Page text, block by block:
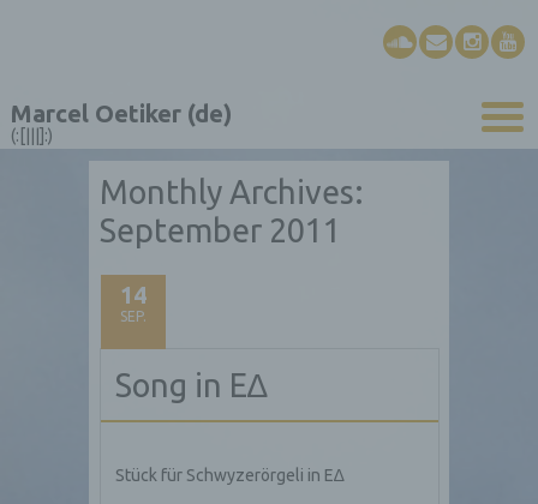
Marcel Oetiker (de)
(:[|||]:)
Monthly Archives:
September 2011
14
SEP.
Song in E∆
Stück für Schwyzerörgeli in E∆